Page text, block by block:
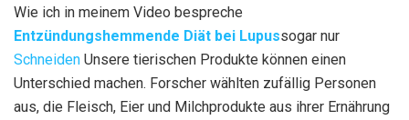
Wie ich in meinem Video bespreche
Entzündungshemmende Diät bei Lupussogar nur
Schneiden Unsere tierischen Produkte können einen
Unterschied machen. Forscher wählten zufällig Personen
aus, die Fleisch, Eier und Milchprodukte aus ihrer Ernährung